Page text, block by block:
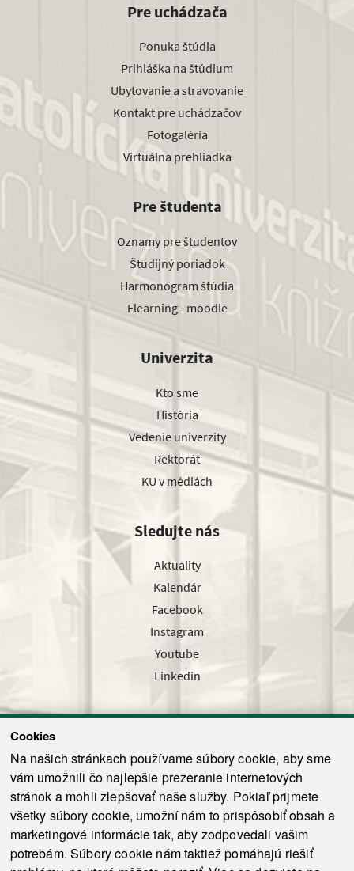
Cookies
Na našich stránkach používame súbory cookie, aby sme
vám umožnili čo najlepšie prezeranie internetových
stránok a mohli zlepšovať naše služby. Pokiaľ prijmete
všetky súbory cookie, umožní nám to prispôsobiť obsah a
marketingové informácie tak, aby zodpovedali vašim
potrebám. Súbory cookie nám taktiež pomáhajú riešiť
Pre uchádzača
Ponuka štúdia
Prihláška na štúdium
Ubytovanie a stravovanie
Kontakt pre uchádzačov
Fotogaléria
Virtuálna prehliadka
Pre študenta
Oznamy pre študentov
Študijný poriadok
Harmonogram štúdia
Elearning - moodle
Univerzita
Kto sme
História
Vedenie univerzity
Rektorát
KU v médiách
Sledujte nás
Aktuality
Kalendár
Facebook
Instagram
Youtube
Linkedin
Odoslať